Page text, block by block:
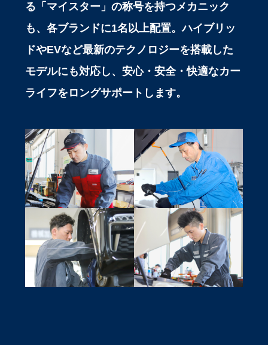
る「マイスター」の称号を持つメカニック
も、各ブランドに1名以上配置。ハイブリッ
ドやEVなど最新のテクノロジーを搭載した
モデルにも対応し、安心・安全・快適なカー
ライフをロングサポートします。